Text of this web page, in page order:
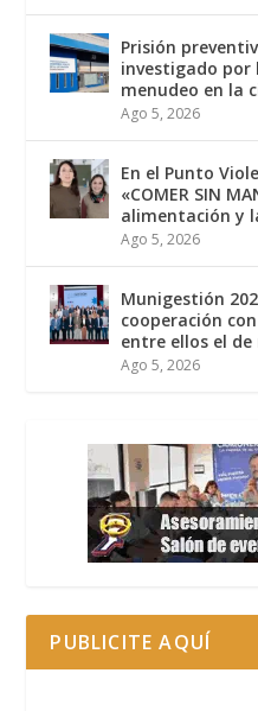
Prisión
investigado por
menudeo en la
Ago 5, 2026
En el Punto
«COMER SIN
alimentación y
Ago 5, 2026
Munigestión
cooperación
entre ellos el
Ago 5, 2026
PUBLICITE AQUÍ